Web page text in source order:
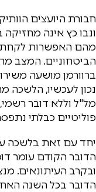
חבורת היועצים
ונבו כץ אינה מחזיקה
מהם האפשרות לקחת
הביטחוניים. המצב
ברוורמן מושעה
נכון לעכשיו,
מל"ל וללא דובר
פוליטיים כבלתי
יחד עם זאת בלשכה
הדובר הקודם עומר
ובקרב העיתונאים.
הדובר בכל השנה